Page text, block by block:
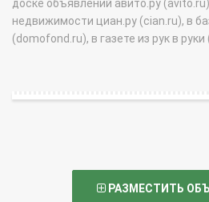
доске объявлений авито.ру
недвижимости циан.ру (cian.ru), в
(domofond.ru), в газете из рук в руки
РАЗМЕСТИТЬ